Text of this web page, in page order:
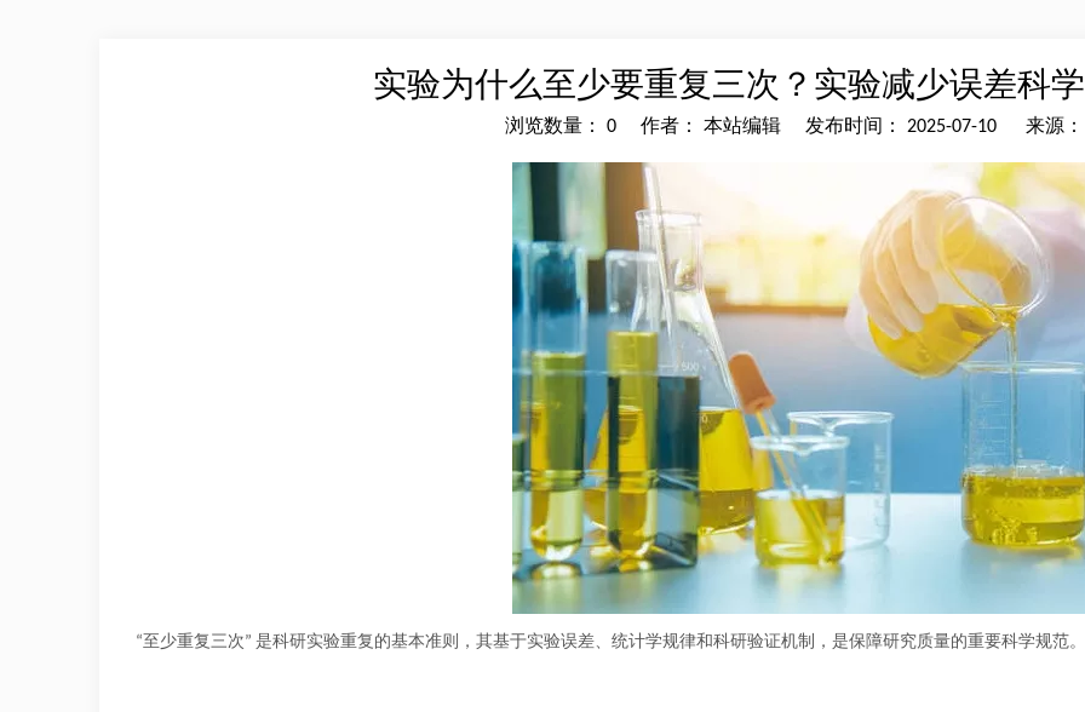
实验为什么至少要重复三次？实验减少误差科
浏览数量： 0 作者： 本站编辑 发布时间： 2025-07-10 来源
“至少重复三次” 是科研实验重复的基本准则，其基于实验误差、统计学规律和科研验证机制，是保障研究质量的重要科学规范。